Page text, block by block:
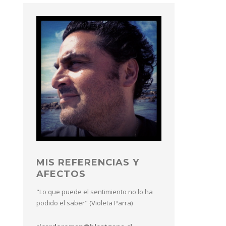
MIS REFERENCIAS Y
AFECTOS
"Lo que puede el sentimiento no lo ha
podido el saber" (Violeta Parra)